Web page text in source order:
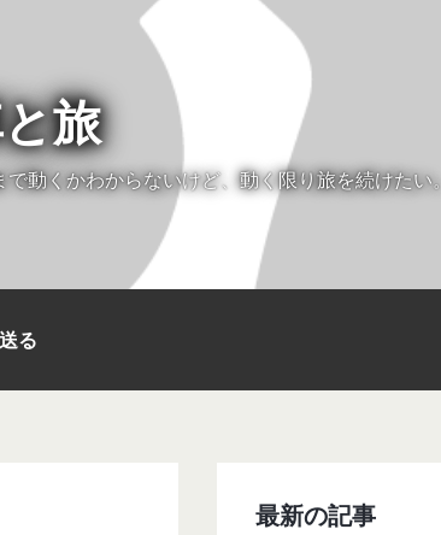
旅
動くかわからないけど、動く限り旅を続けたい。
る
最新の記事